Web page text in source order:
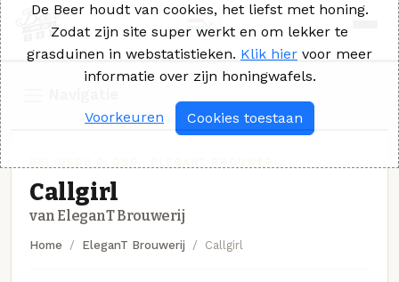
Callgirl
van EleganT Brouwerij
Home EleganT Brouwerij Callgirl
De Beer houdt van cookies, het liefst met honing.
Zodat zijn site super werkt en om lekker te
grasduinen in webstatistieken. Klik hier voor meer
informatie over zijn honingwafels.
Voorkeuren Cookies toestaan